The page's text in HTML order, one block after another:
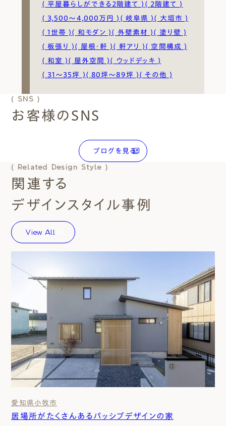
( 平屋暮らしができる2階建て ) ( 2階建て )
( 3,500〜4,000万円 ) ( 岐阜県 ) ( ⼤垣市 )
( 1世帯 ) ( 和モダン ) ( 外壁素材 ) ( 塗り壁 )
( 板張り ) ( 屋根・軒 ) ( 軒アリ ) ( 空間構成 )
( 和室 ) ( 屋外空間 ) ( ウッドデッキ )
( 31～35坪 ) ( 80坪～89坪 ) ( その他 )
( SNS )
お客様のSNS
ブログを見る
( Related Design Style )
関連する
デザインスタイル事例
View All
愛知県 小牧市
居場所がたくさんあるパッシブデザインの家